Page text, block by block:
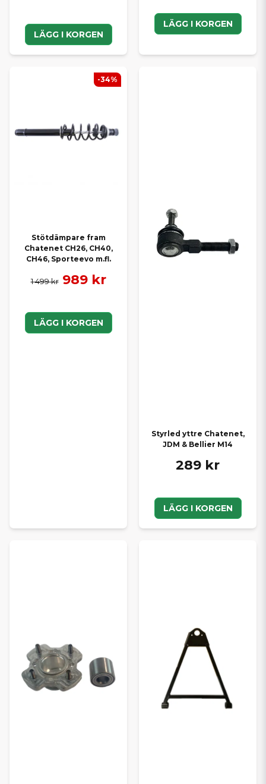
LÄGG I KORGEN
LÄGG I KORGEN
Stötdämpare fram
Chatenet CH26, CH40,
CH46, Sporteevo m.fl.
1 499 kr 989 kr
LÄGG I KORGEN
-34%
Styrled yttre Chatenet,
JDM & Bellier M14
289 kr
LÄGG I KORGEN